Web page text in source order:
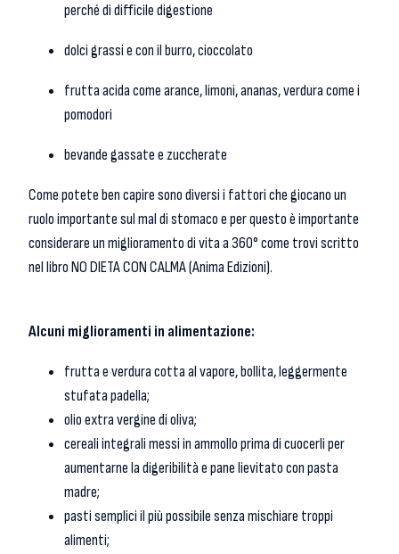
perché di difficile digestione
dolci grassi e con il burro, cioccolato
frutta acida come arance, limoni, ananas, verdura come i
pomodori
bevande gassate e zuccherate
Come potete ben capire sono diversi i fattori che giocano un
ruolo importante sul mal di stomaco e per questo è importante
considerare un miglioramento di vita a 360° come trovi scritto
nel libro NO DIETA CON CALMA (Anima Edizioni).
Alcuni miglioramenti in alimentazione:
frutta e verdura cotta al vapore, bollita, leggermente
stufata padella;
olio extra vergine di oliva;
cereali integrali messi in ammollo prima di cuocerli per
aumentarne la digeribilità e pane lievitato con pasta
madre;
pasti semplici il più possibile senza mischiare troppi
alimenti;